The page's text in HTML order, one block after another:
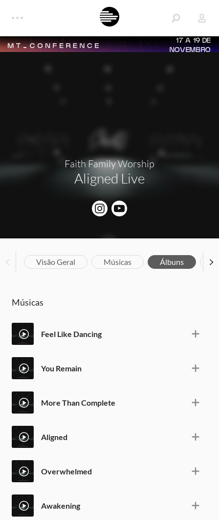
17 A 19 DE
NOVEMBRO
Faith Family Worship
Aligned Live
Visão Geral Músicas Álbuns
Músicas
Feel Like Dancing
You Remain
More Than Complete
Aligned
Overwhelmed
Awakening